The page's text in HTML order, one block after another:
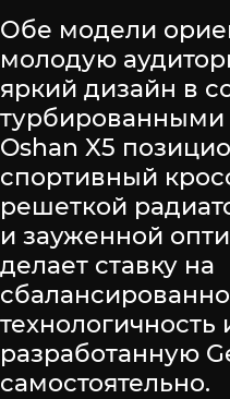
Обе модели
молодую
яркий дизайн в
турбированными
Oshan X5
спортивный
решеткой
и зауженной
делает ставку на
разработанную
самостоятельно.